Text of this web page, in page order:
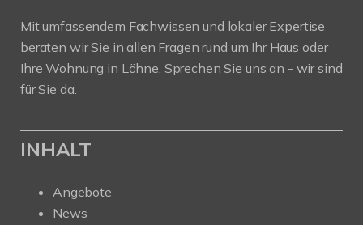
Mit umfassendem Fachwissen und lokaler Expertise
beraten wir Sie in allen Fragen rund um Ihr Haus oder
Ihre Wohnung in Löhne. Sprechen Sie uns an - wir sind
für Sie da.
INHALT
Angebote
News